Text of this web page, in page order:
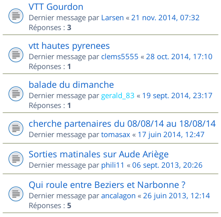
VTT Gourdon
Dernier message par Larsen « 21 nov. 2014, 07:32
Réponses : 3
vtt hautes pyrenees
Dernier message par clems5555 « 28 oct. 2014, 17:10
Réponses : 1
balade du dimanche
Dernier message par gerald_83 « 19 sept. 2014, 23:17
Réponses : 1
cherche partenaires du 08/08/14 au 18/08/14
Dernier message par tomasax « 17 juin 2014, 12:47
Sorties matinales sur Aude Ariège
Dernier message par phili11 « 06 sept. 2013, 20:26
Qui roule entre Beziers et Narbonne ?
Dernier message par ancalagon « 26 juin 2013, 12:14
Réponses : 5